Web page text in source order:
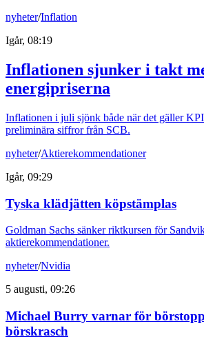
nyheter/Inflation
Igår, 08:19
Inflationen sjunker i takt
energipriserna
Inflationen i juli sjönk både när det gäller
preliminära siffror från SCB.
nyheter/Aktierekommendationer
Igår, 09:29
Tyska klädjätten köpstämplas
Goldman Sachs sänker riktkursen för
aktierekommendationer.
nyheter/Nvidia
5 augusti, 09:26
Michael Burry varnar för
börskrasch